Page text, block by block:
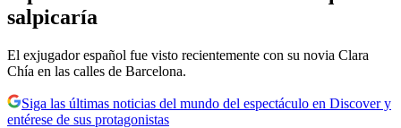
salpicaría
El exjugador español fue visto recientemente con su novia Clara
Chía en las calles de Barcelona.
Siga las últimas noticias del mundo del espectáculo en Discover y
entérese de sus protagonistas